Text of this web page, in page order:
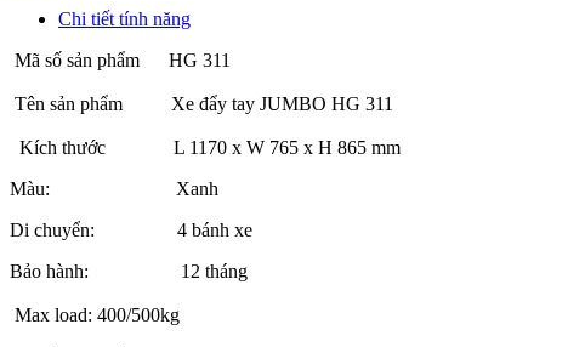
Chi tiết tính năng
Mã số sản phẩm HG 311
Tên sản phẩm Xe đẩy tay JUMBO HG 311
Kích thước L 1170 x W 765 x H 865 mm
Màu: Xanh
Di chuyển: 4 bánh xe
Bảo hành: 12 tháng
Max load: 400/500kg